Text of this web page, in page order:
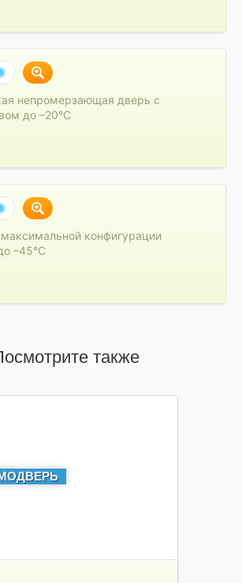
непромерзающая дверь с
до –20°C
конфигурации
–45°C
также